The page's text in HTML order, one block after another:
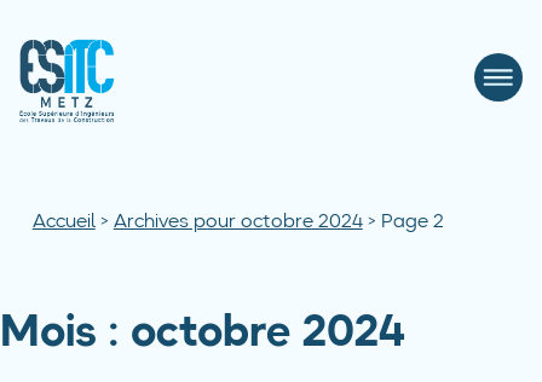
Accueil> Archives pour octobre 2024> Page 2
Mois : octobre 2024